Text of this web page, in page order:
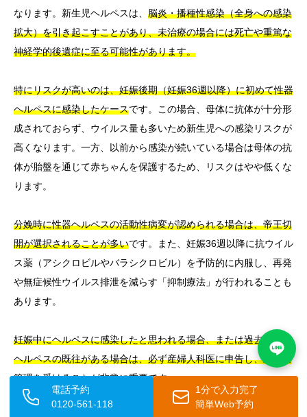
なります。新生児ヘルペスは、 脳炎・播種性感染（全身への感染
拡大）を引き起こすことがあり、未治療の場合には死亡や重篤な
神経学的後遺症に至る可能性があります。
特にリスクが高いのは、妊娠後期（妊娠36週以降）に初めて性器
ヘルペスに感染したケースです。この場合、母体に抗体が十分形
成されておらず、ウイルス量も多いため新生児への感染リスクが
高くなります。一方、以前から感染が続いている場合は母体の抗
体が胎盤を通じて赤ちゃんを保護するため、リスクはやや低くな
ります。
分娩時に性器ヘルペスの活動性病変が認められる場合は、帝王切
開が選択されることが多いです。また、妊娠36週以降に抗ウイル
ス薬（アシクロビルやバラシクロビル）を予防的に内服し、再発
や無症候性ウイルス排泄を減らす「抑制療法」が行われることも
あります。
妊娠中にヘルペスに感染したと思われる場合、または過去に性器
ヘルペスの既往がある場合は、必ず産婦人科医に申告し、適切な
管理を受けることが非常に重要です。
電話予約
0120-561-118
1分で入力完了
簡単Web予約